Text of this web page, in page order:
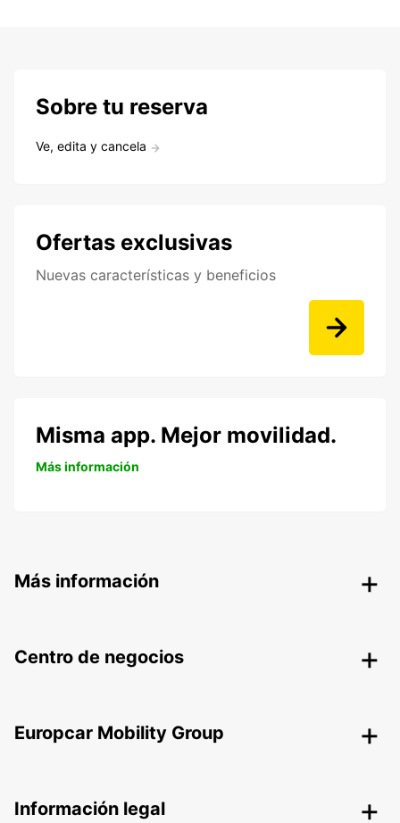
Sobre tu reserva
Ve, edita y cancela
Ofertas exclusivas
Nuevas características y beneficios
Misma app. Mejor movilidad.
Más información
Más información
Centro de negocios
Europcar Mobility Group
Información legal